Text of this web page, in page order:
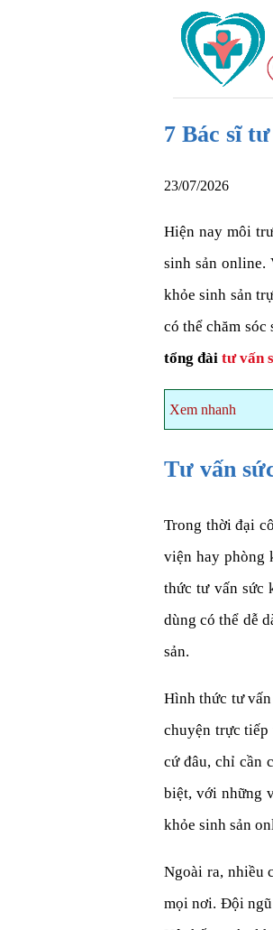
7 Bác sĩ
23/07/2026
Hiện nay môi
sinh sản online.
khỏe sinh sản
có thể chăm
tổng đài tư vấn
Xem nhanh
Tư vấn
Trong thời đại
viện hay phòng
thức tư vấn sức
dùng có thể dễ
sản.
Hình thức tư
chuyện trực tiếp
cứ đâu, chỉ cần
biệt, với những
khỏe sinh sản
Ngoài ra, nhiều
mọi nơi. Đội ngũ